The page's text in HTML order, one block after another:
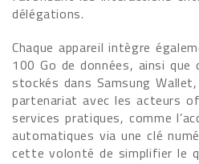
délégations.
Chaque appareil intègre
100 Go de données, ainsi que
stockés dans Samsung
partenariat avec les acteurs
services pratiques, comme
automatiques via une clé
cette volonté de simplifier le